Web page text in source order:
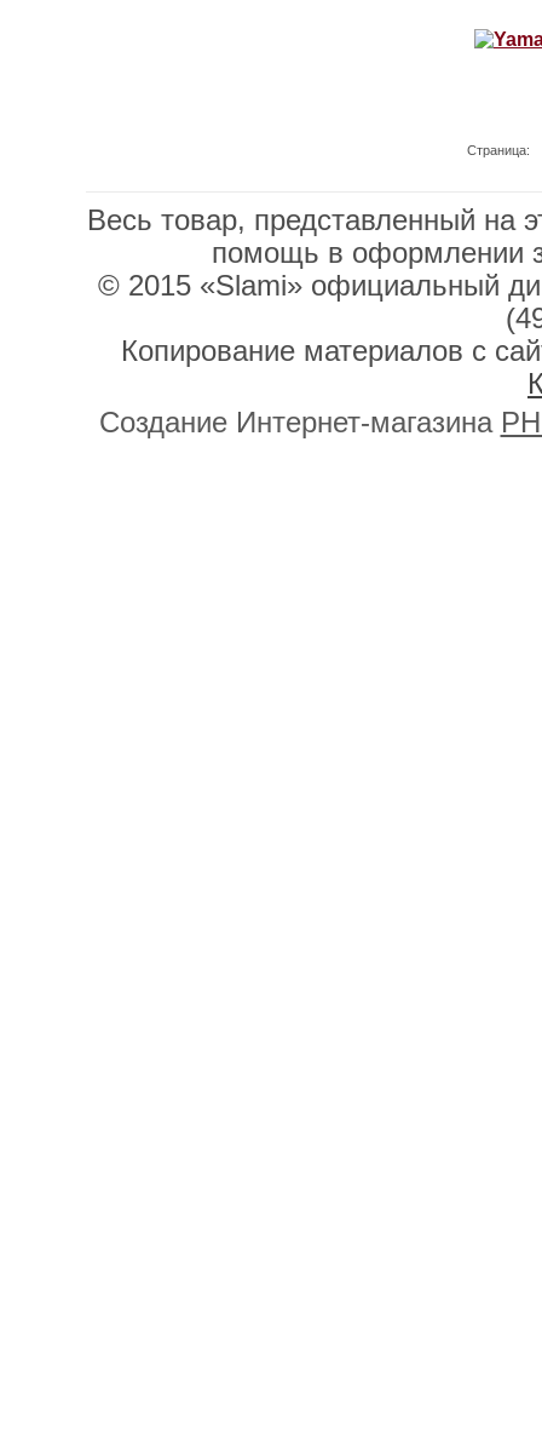
Страница:
Весь товар, представленный на
помощь в оформлении
© 2015 «Slami» официальный
Копирование материалов с
Создание Интернет-магазина